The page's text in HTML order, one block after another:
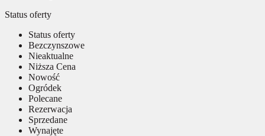
Status oferty
Status oferty
Bezczynszowe
Nieaktualne
Niższa Cena
Nowość
Ogródek
Polecane
Rezerwacja
Sprzedane
Wynajęte